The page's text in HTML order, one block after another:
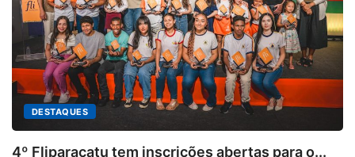
DESTAQUES
4º Fliparacatu tem inscrições abertas para o...